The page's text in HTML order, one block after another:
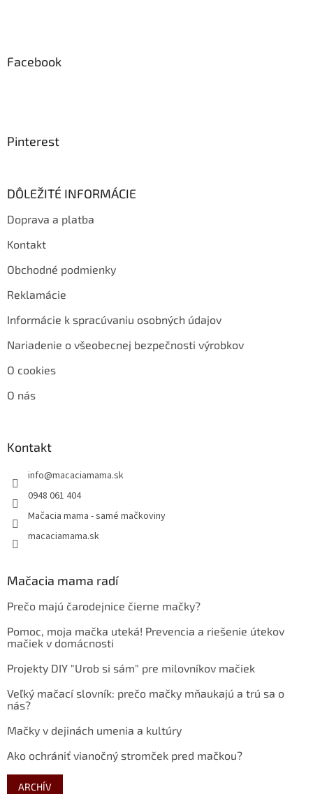
Facebook
Pinterest
DÔLEŽITÉ INFORMÁCIE
Doprava a platba
Kontakt
Obchodné podmienky
Reklamácie
Informácie k spracúvaniu osobných údajov
Nariadenie o všeobecnej bezpečnosti výrobkov
O cookies
O nás
Kontakt
info@macaciamama.sk
0948 061 404
Mačacia mama - samé mačkoviny
macaciamama.sk
Mačacia mama radí
Prečo majú čarodejnice čierne mačky?
Pomoc, moja mačka uteká! Prevencia a riešenie útekov
mačiek v domácnosti
Projekty DIY "Urob si sám" pre milovníkov mačiek
Veľký mačací slovník: prečo mačky mňaukajú a trú sa o
nás?
Mačky v dejinách umenia a kultúry
Ako ochrániť vianočný stromček pred mačkou?
ARCHÍV